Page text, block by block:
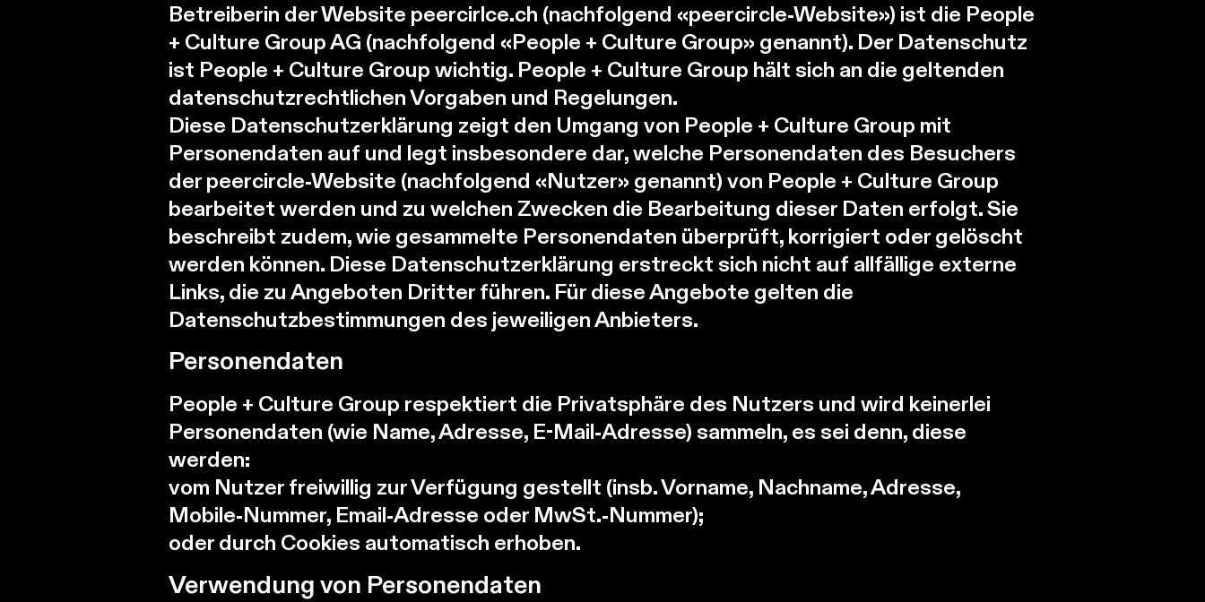
Betreiberin der Website peercirlce.ch (nachfolgend «peercircle-Website») ist die People
+ Culture Group AG (nachfolgend «People + Culture Group» genannt). Der Datenschutz
ist People + Culture Group wichtig. People + Culture Group hält sich an die geltenden
datenschutzrechtlichen Vorgaben und Regelungen.
Diese Datenschutzerklärung zeigt den Umgang von People + Culture Group mit
Personendaten auf und legt insbesondere dar, welche Personendaten des Besuchers
der peercircle-Website (nachfolgend «Nutzer» genannt) von People + Culture Group
bearbeitet werden und zu welchen Zwecken die Bearbeitung dieser Daten erfolgt. Sie
beschreibt zudem, wie gesammelte Personendaten überprüft, korrigiert oder gelöscht
werden können. Diese Datenschutzerklärung erstreckt sich nicht auf allfällige externe
Links, die zu Angeboten Dritter führen. Für diese Angebote gelten die
Datenschutzbestimmungen des jeweiligen Anbieters.
Personendaten
People + Culture Group respektiert die Privatsphäre des Nutzers und wird keinerlei
Personendaten (wie Name, Adresse, E-Mail-Adresse) sammeln, es sei denn, diese
werden:
vom Nutzer freiwillig zur Verfügung gestellt (insb. Vorname, Nachname, Adresse,
Mobile-Nummer, Email-Adresse oder MwSt.-Nummer);
oder durch Cookies automatisch erhoben.
Verwendung von Personendaten